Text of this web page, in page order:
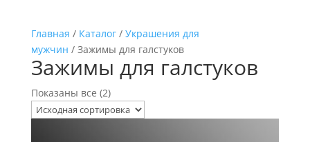
Главная / Каталог/ Украшения для
мужчин / Зажимы для галстуков
Зажимы для галстуков
Показаны все (2)